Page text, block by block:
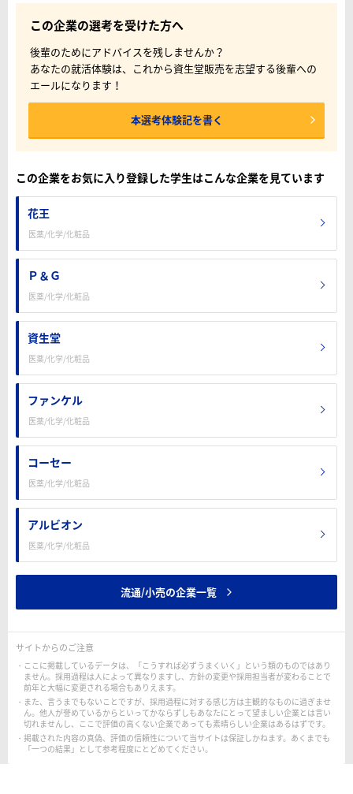
この企業の選考を受けた方へ
後輩のためにアドバイスを残しませんか？
あなたの就活体験は、これから資生堂販売を志望する後輩への
エールになります！
本選考体験記を書く
この企業をお気に入り登録した学生はこんな企業を見ています
花王
医薬/化学/化粧品
Ｐ＆Ｇ
医薬/化学/化粧品
資生堂
医薬/化学/化粧品
ファンケル
医薬/化学/化粧品
コーセー
医薬/化学/化粧品
アルビオン
医薬/化学/化粧品
流通/小売の企業一覧
サイトからのご注意
ここに掲載しているデータは、「こうすれば必ずうまくいく」という類のものではあり
ません。採用過程は人によって異なりますし、方針の変更や採用担当者が変わることで
前年と大幅に変更される場合もありえます。
また、言うまでもないことですが、採用過程に対する感じ方は主観的なものに過ぎませ
ん。他人が誉めているからといってかならずしもあなたにとって望ましい企業とは言い
切れませんし、ここで評価の高くない企業であっても素晴らしい企業はあるはずです。
掲載された内容の真偽、評価の信頼性について当サイトは保証しかねます。あくまでも
「一つの結果」として参考程度にとどめてください。